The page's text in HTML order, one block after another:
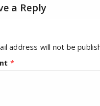
a Reply
address will not be
*